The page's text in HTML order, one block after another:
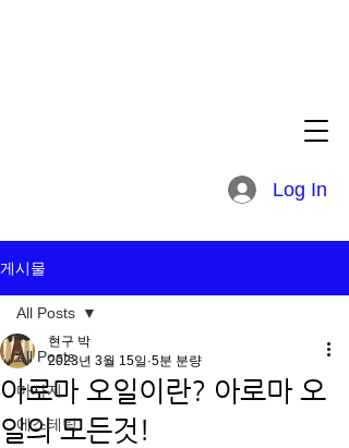
Log In
게시물
All Posts
마사지
에스테틱
All Posts
아로마 오일이란? 아로마 오
일의 모든것!
현구 박
2023년 3월 15일 5분 분량